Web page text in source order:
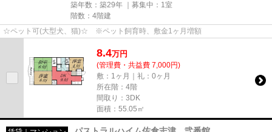
築年数：築29年 ｜募集中： 1室
階数：4階建
☆ペット可(大型犬、猫)☆ ※ペット飼育時、敷金1ヶ月増額
8.4万円
(管理費・共益費 7,000円)
敷：1ヶ月｜礼：0ヶ月
所在階：4階
間取り：3DK
面積：55.05㎡